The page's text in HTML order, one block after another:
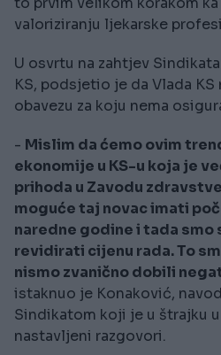
valoriziranju ljekarske
U osvrtu na zahtjev
KS, podsjetio je da Vlada
obavezu za koju nema
- Mislim da ćemo ovim
ekonomije u KS-u koja je
prihoda u Zavodu
moguće taj novac imati
naredne godine i tada smo
revidirati cijenu rada. To
nismo zvanično dobili
istaknuo je Konaković,
Sindikatom koji je u štrajku
nastavljeni razgovori.